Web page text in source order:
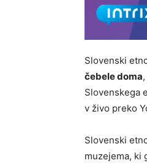
Slovenski
čebele doma
Slovenskega
v živo preko
Slovenski
muzejema, ki